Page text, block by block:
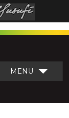
MENU